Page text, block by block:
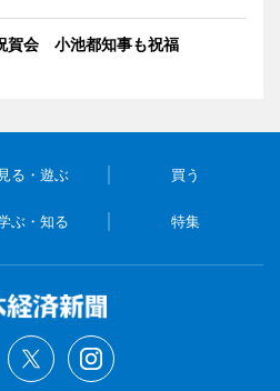
賀会 小池都知事も祝福
見る・遊ぶ 買う
ぶ・知る 特集